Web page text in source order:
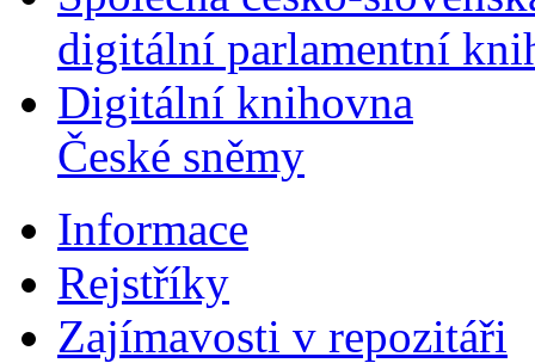
digitální parlamentní
Digitální knihovna
České sněmy
Informace
Rejstříky
Zajímavosti v repozitáři